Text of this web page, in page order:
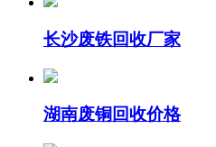
长沙废铁回收厂家
湖南废铜回收价格